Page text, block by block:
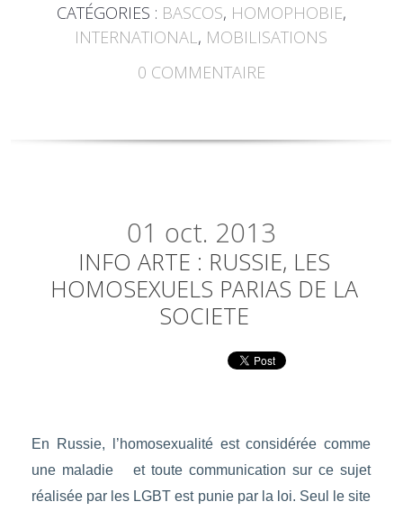
CATÉGORIES : BASCOS, HOMOPHOBIE,
INTERNATIONAL , MOBILISATIONS
0 COMMENTAIRE
01 oct. 2013
INFO ARTE : RUSSIE, LES
HOMOSEXUELS PARIAS DE LA
SOCIETE
En Russie, l’homosexualité est considérée comme
une maladie et toute communication sur ce sujet
réalisée par les LGBT est punie par la loi. Seul le site